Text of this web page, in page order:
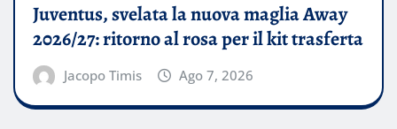
Juventus, svelata la nuova maglia Away
2026/27: ritorno al rosa per il kit trasferta
Jacopo Timis Ago 7, 2026